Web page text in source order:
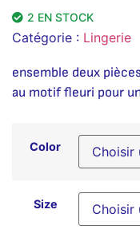
2 EN STOCK
Catégorie : Lingerie
ensemble deux
au motif fleuri pour
Color
Size